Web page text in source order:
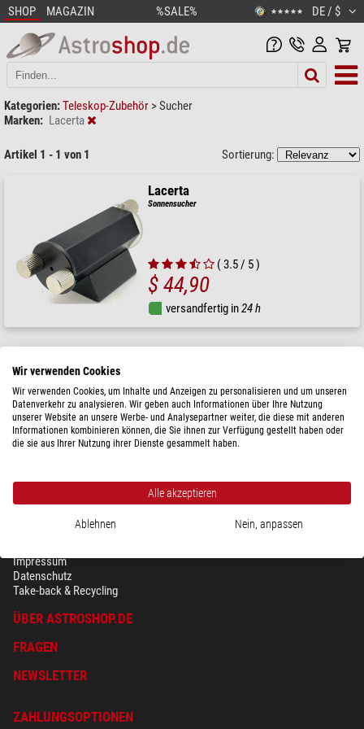
SHOP MAGAZIN %SALE% ★★★★★ DE / $
Kategorien:Teleskop-Zubehör >Sucher
Marken: Lacerta
Artikel 1 - 1 von 1 Sortierung:
Lacerta
Sonnensucher
( 3.5 / 5 )
$ 44,90
versandfertig in24 h
SICHERHEIT & DATENSCHUTZ
Impressum
Datenschutz
Take-back & Recycling
ÜBER ASTROSHOP.DE
FRAGEN
NEWSLETTER
ZAHLUNGSOPTIONEN
Wir verwenden Cookies
Wir verwenden Cookies, um Inhalte und Anzeigen zu personalisieren und um unseren
Datenverkehr zu analysieren. Wir geben auch Informationen über Ihre Nutzung
unserer Website an unsere Werbe- und Analysepartner weiter, die diese mit anderen
Informationen kombinieren können, die Sie ihnen zur Verfügung gestellt haben oder
die sie aus Ihrer Nutzung ihrer Dienste gesammelt haben.
Alle akzeptieren
Ablehnen Nein, anpassen